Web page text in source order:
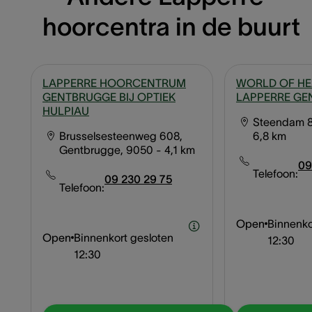
hoorcentra in de buurt
LAPPERRE HOORCENTRUM
GENTBRUGGE BIJ OPTIEK
HULPIAU
Brusselsesteenweg 608,
Gentbrugge, 9050 - 4,1 km
Telefoon:
09 230 29 75
Open Binnenkort gesloten
12:30
WORLD OF
LAPPERRE
Steendam
6,8 km
Telefoon:
Open
12:30